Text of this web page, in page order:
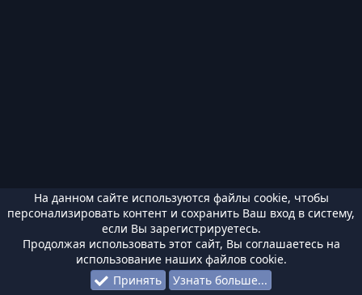
На данном сайте используются файлы cookie, чтобы
персонализировать контент и сохранить Ваш вход в систему,
если Вы зарегистрируетесь.
Продолжая использовать этот сайт, Вы соглашаетесь на
использование наших файлов cookie.
Принять
Узнать больше...